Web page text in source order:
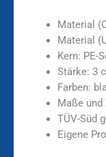
Material
Material
Kern: PE-
Stärke: 3
Farben:
Maße
TÜV-Süd
Eigene